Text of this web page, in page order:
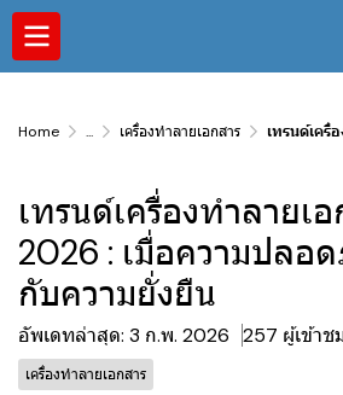
Home ... เครื่องทำลายเอกสาร เทรนด์เครื่องทำลายเอก
เทรนด์เครื่องทำลายเ
2026 : เมื่อความปลอ
กับความยั่งยืน
อัพเดทล่าสุด: 3 ก.พ. 2026 257 ผู้เข้าช
เครื่องทำลายเอกสาร